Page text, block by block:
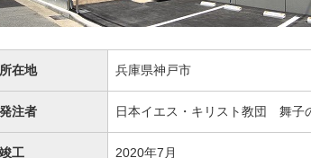
所在地 兵庫県神戸市
発注者 日本イエス・キリスト教団 舞子
竣工 2020年7月